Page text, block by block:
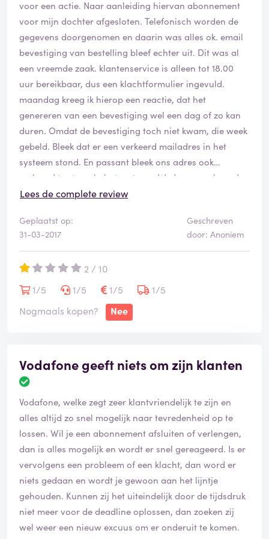
maanden die al betaald zijn. Ipv 15 en 32 euro wat de
hoogte van de factuur zou moeten zijn, gaat men nu 74
en 84 euro van mijn rekening afschrijven. Al maanden
probeer ik dit te regelen, ik bel, ik mail en in plaats van
het op te lossen en sorry te zeggen voor het feit dat zij
het nieuwe nummer om te beginnen fout hebben
ingevoerd en er weken lang niets mee deden en me ten
onrecht afsloten krijg ik nu peper dure rekeningen
voorgeschoteld! Ik ben het echt zo spuugzat en ik hoop
dat ik via deze weg dan eindelijk een oplossing vind.
Oplossing: Dat ze de kosten kwijtschelden, erkennen
dat zij fout op fout hebben gemaakt en me eindelijk
eens tegemoet komen en eigenlijk dat ze me laten gaan
om over te stappen naar een andere provider want ik
wil werkelijk niets meer te maken hebben met
Vodafone.
voor een actie. Naar aanleiding hiervan abonnement
voor mijn dochter afgesloten. Telefonisch worden de
gegevens doorgenomen en daarin was alles ok. email
bevestiging van bestelling bleef echter uit. Dit was al
een vreemde zaak. klantenservice is alleen tot 18.00
uur bereikbaar, dus een klachtformulier ingevuld.
maandag kreeg ik hierop een reactie, dat het
genereren van een bevestiging wel een dag of zo kan
duren. Omdat de bevestiging toch niet kwam, die week
gebeld. Bleek dat er een verkeerd mailadres in het
systeem stond. En passant bleek ons adres ook
verkeerd te staan in het systeem. Wederom verbaasde
het me, omdat telefonisch alles wel klopte. Vervolgens
om een afspraak te maken voor de bestelling. Dat kon
niet, omdat de bestelling bij hen niet binnen gekomen
was. Later bleek dit te zijn omdat de bestelling
gewijzigd was (emailadres en woonadres). 3 dagen
later kon ik eindelijk een afspraak maken voor
bezorging. vrijdag 17 maart, kwam de bezorger. Heel
ritueel, waarbij o.a. je 1 cent moet betalen met de bank
verkeerde naam, nl de naam van mijn man. HOE DIT
NU WEER KAN , is een raadsel. Maar feit was dus dat
bezorger de simkaart meenam en verdween. dus
omdat Vodafone een verkeerde naam in het systeem
gezet heeft zaten wij met de gebakken peren. Omdat
bezorger vrijdagavond kwam en klantenservice niet
meer bereikbaar was, wederom een klacht gestuurd
via een online formulier. Tot op heden nog geen
reactie. In de tussentijd wel weer gebeld met Vodafone
(om ziek te worden van het kiesmenu, zo onduidelijk).
Toen ik vroeg om mijn naam in het systeem gewijzigd
Lees de complete review
Geplaatst op:
31-03-2017
Geschreven
door: Anoniem
2 / 10
1/5
1/5 1/5
1/5
Nogmaals kopen?
Nee
Vodafone geeft niets om zijn klanten
Vodafone, welke zegt zeer klantvriendelijk te zijn en
alles altijd zo snel mogelijk naar tevredenheid op te
lossen. Wil je een abonnement afsluiten of verlengen,
dan is alles mogelijk en wordt er snel gereageerd. Is er
vervolgens een probleem of een klacht, dan word er
niets gedaan en wordt je gewoon aan het lijntje
gehouden. Kunnen zij het uiteindelijk door de tijdsdruk
niet meer voor de deadline oplossen, dan zoeken zij
wel weer een nieuw excuus om er onderuit te komen.